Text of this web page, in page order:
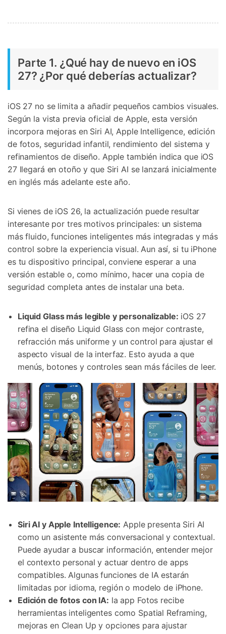
Parte 1. ¿Qué hay de nuevo en iOS
27? ¿Por qué deberías actualizar?
iOS 27 no se limita a añadir pequeños cambios visuales.
Según la vista previa oficial de Apple, esta versión
incorpora mejoras en Siri AI, Apple Intelligence, edición
de fotos, seguridad infantil, rendimiento del sistema y
refinamientos de diseño. Apple también indica que iOS
27 llegará en otoño y que Siri AI se lanzará inicialmente
en inglés más adelante este año.
Si vienes de iOS 26, la actualización puede resultar
interesante por tres motivos principales: un sistema
más fluido, funciones inteligentes más integradas y más
control sobre la experiencia visual. Aun así, si tu iPhone
es tu dispositivo principal, conviene esperar a una
versión estable o, como mínimo, hacer una copia de
seguridad completa antes de instalar una beta.
Liquid Glass más legible y personalizable: iOS 27
refina el diseño Liquid Glass con mejor contraste,
refracción más uniforme y un control para ajustar el
aspecto visual de la interfaz. Esto ayuda a que
menús, botones y controles sean más fáciles de leer.
Siri AI y Apple Intelligence: Apple presenta Siri AI
como un asistente más conversacional y contextual.
Puede ayudar a buscar información, entender mejor
el contexto personal y actuar dentro de apps
compatibles. Algunas funciones de IA estarán
limitadas por idioma, región o modelo de iPhone.
Edición de fotos con IA: la app Fotos recibe
herramientas inteligentes como Spatial Reframing,
mejoras en Clean Up y opciones para ajustar